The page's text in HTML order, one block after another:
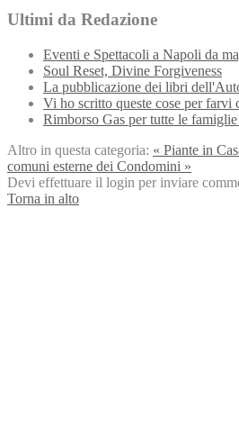
Ultimi da Redazione
Eventi e Spettacoli a Napoli da
Soul Reset, Divine Forgiveness
La pubblicazione dei libri
Vi ho scritto queste cose per farvi
Rimborso Gas per tutte le
Altro in questa categoria: « Piante in
comuni esterne dei Condomini »
Devi effettuare il login per inviare
Torna in alto